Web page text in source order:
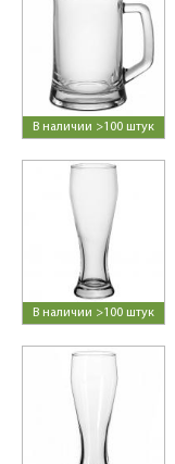
В наличии >100 штук
В наличии >100 штук